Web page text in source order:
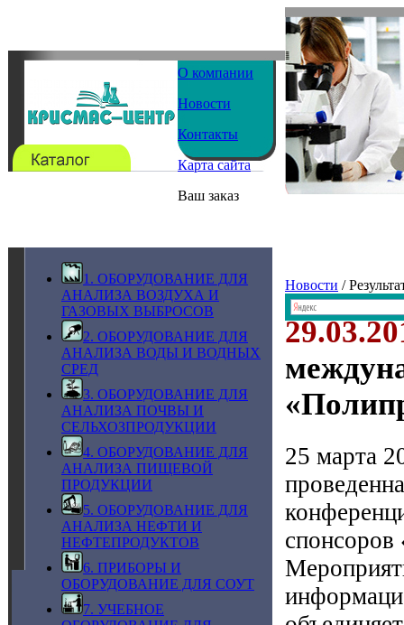
О компании
Новости
Контакты
Карта сайта
Ваш заказ
1. ОБОРУДОВАНИЕ ДЛЯ
АНАЛИЗА ВОЗДУХА И
ГАЗОВЫХ ВЫБРОСОВ
2. ОБОРУДОВАНИЕ ДЛЯ
АНАЛИЗА ВОДЫ И ВОДНЫХ
СРЕД
3. ОБОРУДОВАНИЕ ДЛЯ
АНАЛИЗА ПОЧВЫ И
СЕЛЬХОЗПРОДУКЦИИ
4. ОБОРУДОВАНИЕ ДЛЯ
АНАЛИЗА ПИЩЕВОЙ
ПРОДУКЦИИ
5. ОБОРУДОВАНИЕ ДЛЯ
АНАЛИЗА НЕФТИ И
НЕФТЕПРОДУКТОВ
6. ПРИБОРЫ И
ОБОРУДОВАНИЕ ДЛЯ СОУТ
7. УЧЕБНОЕ
Новости /
25 марта